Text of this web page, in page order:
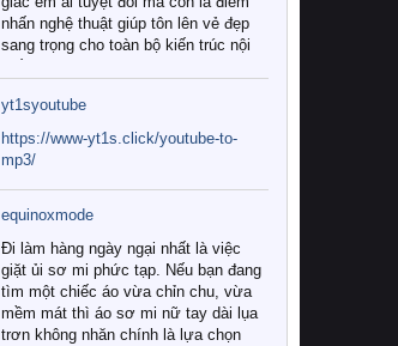
nhấn nghệ thuật giúp tôn lên vẻ đẹp
sang trọng cho toàn bộ kiến trúc nội
Tuy nhiên, giữa thị trường đa dạng
với vô vàn thương hiệu và mẫu mã
như hiện nay, làm thế nào để chọn
được những bộ chăn ga gối đệm cao
cấp thực sự chất lượng, phù hợp với
khí hậu và nhu cầu sử dụng của gia
đình? Hãy cùng chúng tôi đi tìm lời
giải đáp chi tiết qua bài viết dưới đây.
1. Tại sao các gia đình hiện đại lại ưa
chuộng chăn ga gối đệm cao cấp?
yt1syoutube
https://www-yt1s.click/youtube-to-
mp3/
equinoxmode
Đi làm hàng ngày ngại nhất là việc
giặt ủi sơ mi phức tạp. Nếu bạn đang
tìm một chiếc áo vừa chỉn chu, vừa
mềm mát thì áo sơ mi nữ tay dài lụa
trơn không nhăn chính là lựa chọn